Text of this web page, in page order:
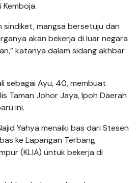
Kemboja.
sindiket, mangsa bersetuju dan
akan bekerja di luar negara
katanya dalam sidang akhbar
sebagai Ayu, 40, membuat
Taman Johor Jaya, Ipoh Daerah
ini.
Yahya menaiki bas dari Stesen
ke Lapangan Terbang
(KLIA) untuk bekerja di